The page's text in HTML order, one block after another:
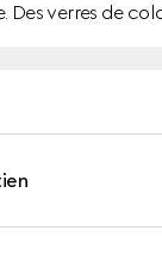
Des verres de